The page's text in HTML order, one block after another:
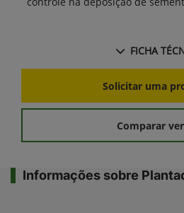
FICHA
Solicitar uma
Comparar
Informações sobre